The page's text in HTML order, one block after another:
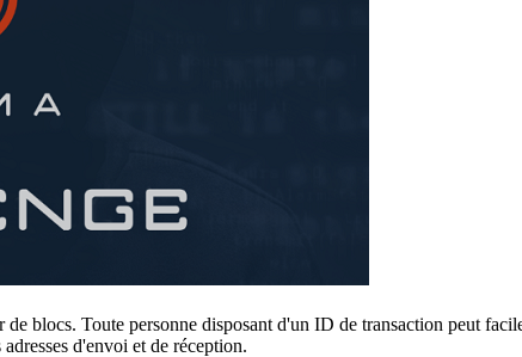
blocs. Toute personne disposant d'un ID de transaction peut
d'envoi et de réception.